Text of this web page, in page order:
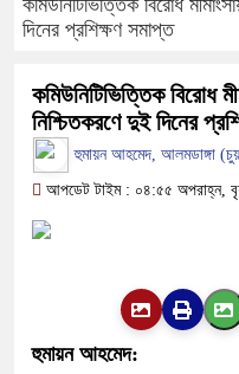
কমিউনিটিভিত্তিক বিরোধ
দিনের প্রশিক্ষণ সমাপ্ত
কমিউনিটিভিত্তিক বিরোধ
নিশ্চিতকরণে দুই দিনের
হুমায়ন আহমেদ, আলমডাঙ্গা
আপডেট টাইম : ০৪:৫৫ অপরাহ্ন,
হুমায়ন আহমেদ: